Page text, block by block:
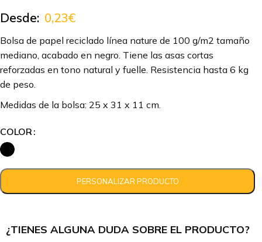
Desde: 0,23€
Bolsa de papel reciclado línea nature de 100 g/m2 tamaño
mediano, acabado en negro. Tiene las asas cortas
reforzadas en tono natural y fuelle. Resistencia hasta 6 kg
de peso.
Medidas de la bolsa: 25 x 31 x 11 cm.
COLOR
¿TIENES ALGUNA DUDA SOBRE EL PRODUCTO?